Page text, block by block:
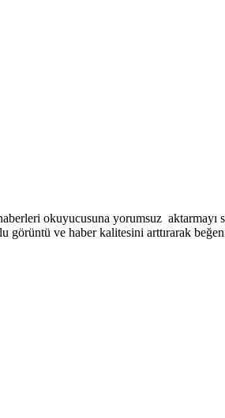
okuyucusuna yorumsuz aktarmayı
ve haber kalitesini arttırarak